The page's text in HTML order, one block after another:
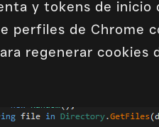
y tokens de inicio
perfiles de Chrome
regenerar cookies